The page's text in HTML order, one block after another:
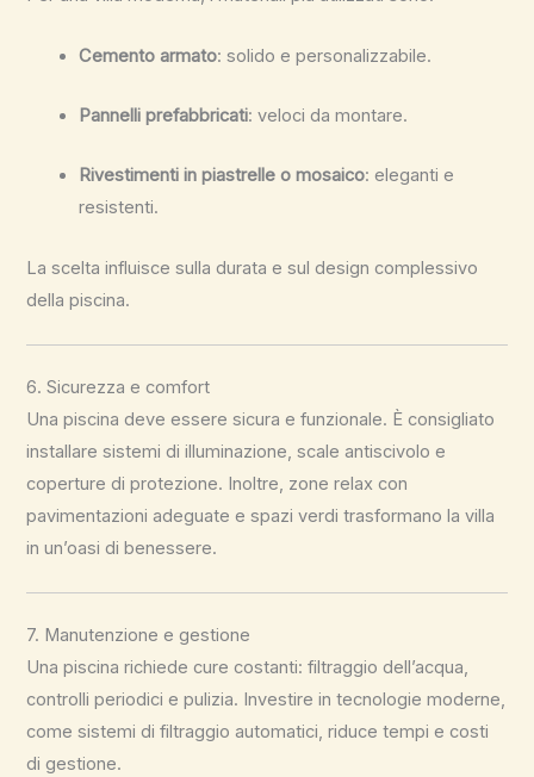
Cemento armato: solido e personalizzabile.
Pannelli prefabbricati: veloci da montare.
Rivestimenti in piastrelle o mosaico: eleganti e
resistenti.
La scelta influisce sulla durata e sul design complessivo
della piscina.
6. Sicurezza e comfort
Una piscina deve essere sicura e funzionale. È consigliato
installare sistemi di illuminazione, scale antiscivolo e
coperture di protezione. Inoltre, zone relax con
pavimentazioni adeguate e spazi verdi trasformano la villa
in un’oasi di benessere.
7. Manutenzione e gestione
Una piscina richiede cure costanti: filtraggio dell’acqua,
controlli periodici e pulizia. Investire in tecnologie moderne,
come sistemi di filtraggio automatici, riduce tempi e costi
di gestione.